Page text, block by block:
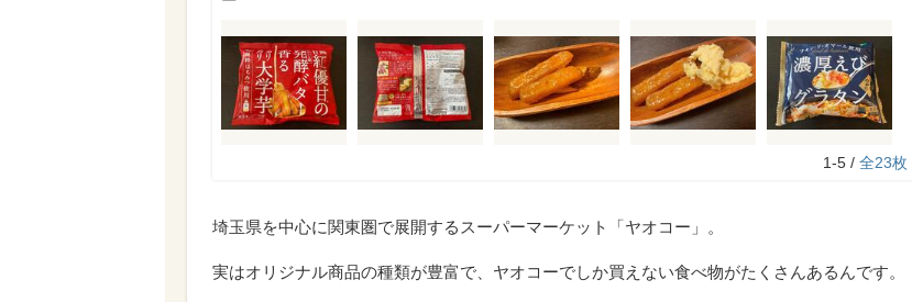
1-5 / 全23枚
埼玉県を中心に関東圏で展開するスーパーマーケット「ヤオコー」。
実はオリジナル商品の種類が豊富で、ヤオコーでしか買えない食べ物がたくさんあるんです。